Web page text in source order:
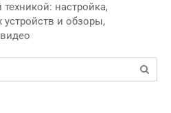
настройка,
и обзоры,